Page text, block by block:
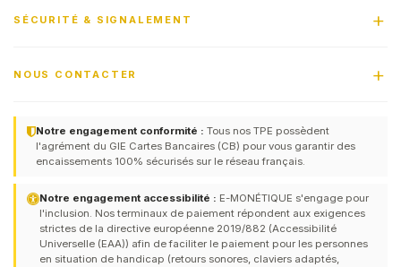
SÉCURITÉ & SIGNALEMENT
NOUS CONTACTER
Notre engagement conformité : Tous nos TPE possèdent
l'agrément du GIE Cartes Bancaires (CB) pour vous garantir des
encaissements 100% sécurisés sur le réseau français.
Notre engagement accessibilité : E-MONÉTIQUE s'engage pour
l'inclusion. Nos terminaux de paiement répondent aux exigences
strictes de la directive européenne 2019/882 (Accessibilité
Universelle (EAA)) afin de faciliter le paiement pour les personnes
en situation de handicap (retours sonores, claviers adaptés,